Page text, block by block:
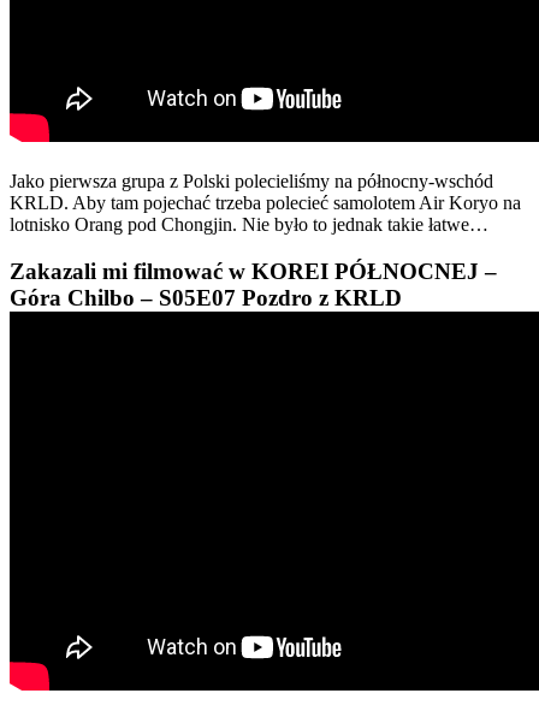
Jako pierwsza grupa z Polski polecieliśmy na północny-wschód
KRLD. Aby tam pojechać trzeba polecieć samolotem Air Koryo na
lotnisko Orang pod Chongjin. Nie było to jednak takie łatwe…
Zakazali mi filmować w KOREI PÓŁNOCNEJ –
Góra Chilbo – S05E07 Pozdro z KRLD